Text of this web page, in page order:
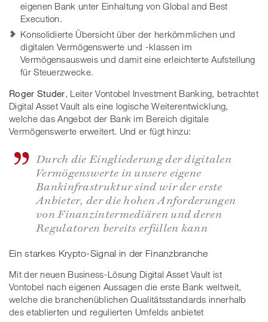
eigenen Bank unter Einhaltung von Global and Best
Execution.
Konsolidierte Übersicht über der herkömmlichen und
digitalen Vermögenswerte und -klassen im
Vermögensausweis und damit eine erleichterte Aufstellung
für Steuerzwecke.
Roger Studer, Leiter Vontobel Investment Banking, betrachtet
Digital Asset Vault als eine logische Weiterentwicklung,
welche das Angebot der Bank im Bereich digitale
Vermögenswerte erweitert. Und er fügt hinzu:
Durch die Eingliederung der digitalen
Vermögenswerte in unsere eigene
Bankinfrastruktur sind wir der erste
Anbieter, der die hohen Anforderungen
von Finanzintermediären und deren
Regulatoren bereits erfüllen kann
Ein starkes Krypto-Signal in der Finanzbranche
Mit der neuen Business-Lösung Digital Asset Vault ist
Vontobel nach eigenen Aussagen die erste Bank weltweit,
welche die branchenüblichen Qualitätsstandards innerhalb
des etablierten und regulierten Umfelds anbietet